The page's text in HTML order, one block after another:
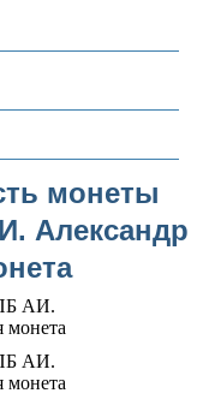
монеты
Александр